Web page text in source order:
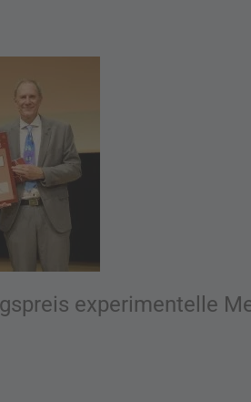
experimentelle